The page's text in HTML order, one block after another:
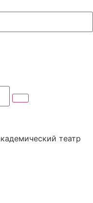
театр